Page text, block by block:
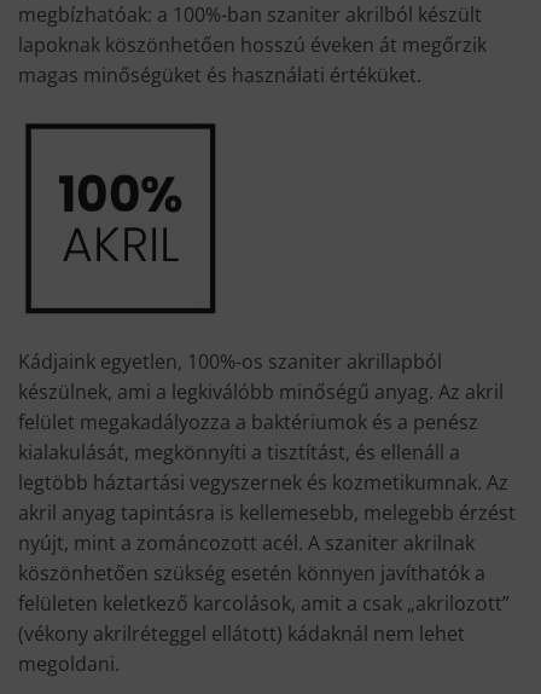
megbízhatóak: a 100%-ban szaniter akrilból készült
lapoknak köszönhetően hosszú éveken át megőrzik
magas minőségüket és használati értéküket.
Kádjaink egyetlen, 100%-os szaniter akrillapból
készülnek, ami a legkiválóbb minőségű anyag. Az akril
felület megakadályozza a baktériumok és a penész
kialakulását, megkönnyíti a tisztítást, és ellenáll a
legtöbb háztartási vegyszernek és kozmetikumnak. Az
akril anyag tapintásra is kellemesebb, melegebb érzést
nyújt, mint a zománcozott acél. A szaniter akrilnak
köszönhetően szükség esetén könnyen javíthatók a
felületen keletkező karcolások, amit a csak „akrilozott”
(vékony akrilréteggel ellátott) kádaknál nem lehet
megoldani.